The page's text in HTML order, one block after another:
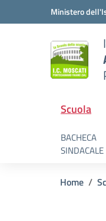
Vai ai contenuti
Vai al menu di navigazione
Ministero
Scuola
BACHECA
SINDACALE
Home